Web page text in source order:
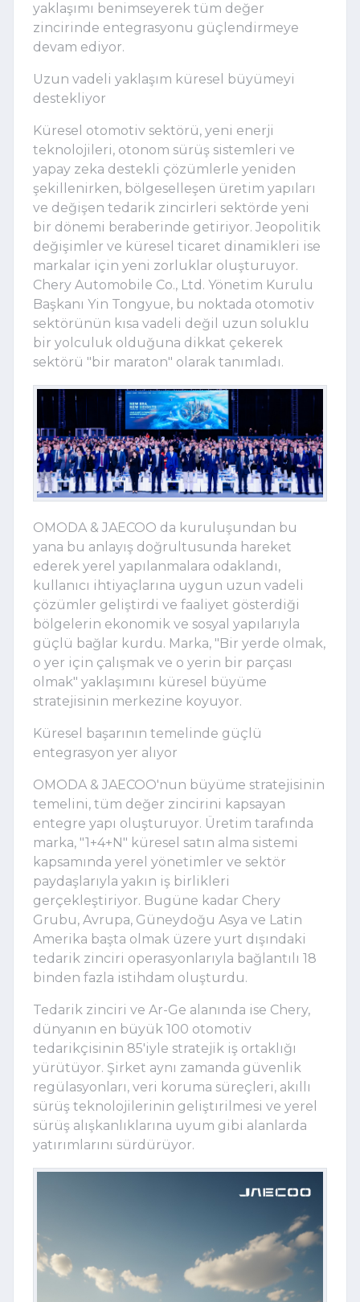
yaklaşımı benimseyerek tüm değer
zincirinde entegrasyonu güçlendirmeye
devam ediyor.
Uzun vadeli yaklaşım küresel büyümeyi
destekliyor
Küresel otomotiv sektörü, yeni enerji
teknolojileri, otonom sürüş sistemleri ve
yapay zeka destekli çözümlerle yeniden
şekillenirken, bölgeselleşen üretim yapıları
ve değişen tedarik zincirleri sektörde yeni
bir dönemi beraberinde getiriyor. Jeopolitik
değişimler ve küresel ticaret dinamikleri ise
markalar için yeni zorluklar oluşturuyor.
Chery Automobile Co., Ltd. Yönetim Kurulu
Başkanı Yin Tongyue, bu noktada otomotiv
sektörünün kısa vadeli değil uzun soluklu
bir yolculuk olduğuna dikkat çekerek
sektörü "bir maraton" olarak tanımladı.
OMODA & JAECOO da kuruluşundan bu
yana bu anlayış doğrultusunda hareket
ederek yerel yapılanmalara odaklandı,
kullanıcı ihtiyaçlarına uygun uzun vadeli
çözümler geliştirdi ve faaliyet gösterdiği
bölgelerin ekonomik ve sosyal yapılarıyla
güçlü bağlar kurdu. Marka, "Bir yerde olmak,
o yer için çalışmak ve o yerin bir parçası
olmak" yaklaşımını küresel büyüme
stratejisinin merkezine koyuyor.
Küresel başarının temelinde güçlü
entegrasyon yer alıyor
OMODA & JAECOO'nun büyüme stratejisinin
temelini, tüm değer zincirini kapsayan
entegre yapı oluşturuyor. Üretim tarafında
marka, "1+4+N" küresel satın alma sistemi
kapsamında yerel yönetimler ve sektör
paydaşlarıyla yakın iş birlikleri
gerçekleştiriyor. Bugüne kadar Chery
Grubu, Avrupa, Güneydoğu Asya ve Latin
Amerika başta olmak üzere yurt dışındaki
tedarik zinciri operasyonlarıyla bağlantılı 18
binden fazla istihdam oluşturdu.
Tedarik zinciri ve Ar-Ge alanında ise Chery,
dünyanın en büyük 100 otomotiv
tedarikçisinin 85'iyle stratejik iş ortaklığı
yürütüyor. Şirket aynı zamanda güvenlik
regülasyonları, veri koruma süreçleri, akıllı
sürüş teknolojilerinin geliştırilmesi ve yerel
sürüş alışkanlıklarına uyum gibi alanlarda
yatırımlarını sürdürüyor.